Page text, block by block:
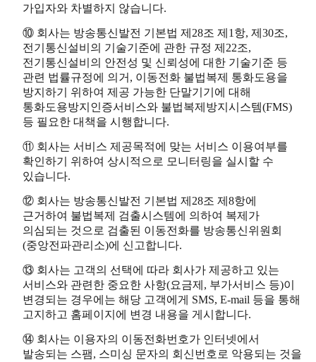
가입자와 차별하지 않습니다.
⑩ 회사는 방송통신발전 기본법 제28조 제1항, 제30조,
전기통신설비의 기술기준에 관한 규정 제22조,
전기통신설비의 안전성 및 신뢰성에 대한 기술기준 등
관련 법률규정에 의거, 이동전화 불법복제 통화도용을
방지하기 위하여 제공 가능한 단말기기에 대해
통화도용방지인증서비스와 불법복제방지시스템(FMS)
등 필요한 대책을 시행합니다.
⑪ 회사는 서비스 제공목적에 맞는 서비스 이용여부를
확인하기 위하여 상시적으로 모니터링을 실시할 수
있습니다.
⑫ 회사는 방송통신발전 기본법 제28조 제8항에
근거하여 불법복제 검출시스템에 의하여 복제가
의심되는 것으로 검출된 이동전화를 방송통신위원회
(중앙전파관리소)에 신고합니다.
⑬ 회사는 고객의 선택에 따라 회사가 제공하고 있는
서비스와 관련한 중요한 사항(요금제, 부가서비스 등)이
변경되는 경우에는 해당 고객에게 SMS, E-mail 등을 통해
고지하고 홈페이지에 변경 내용을 게시합니다.
⑭ 회사는 이용자의 이동전화번호가 인터넷에서
발송되는 스팸, 스미싱 문자의 회신번호로 악용되는 것을